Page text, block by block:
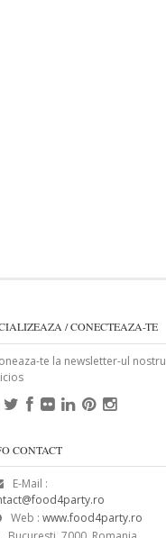
/ CONECTEAZA-TE
te la newsletter-ul nostru
CONTACT
E-Mail :
Web : www.food4party.ro